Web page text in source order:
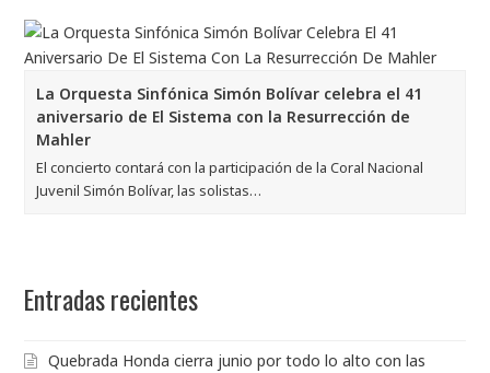
La Orquesta Sinfónica Simón Bolívar celebra el 41
aniversario de El Sistema con la Resurrección de
Mahler
El concierto contará con la participación de la Coral Nacional
Juvenil Simón Bolívar, las solistas…
Entradas recientes
Quebrada Honda cierra junio por todo lo alto con las